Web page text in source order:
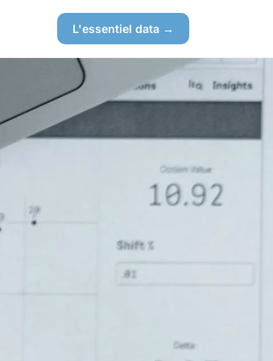
L'essentiel data →